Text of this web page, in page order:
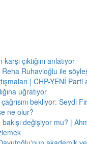
çıktığını anlatıyor
Ruhavioğlu ile
| CHP-YENİ Parti
uğratıyor
bekliyor: Seydi
ne olur?
değişiyor mu? |